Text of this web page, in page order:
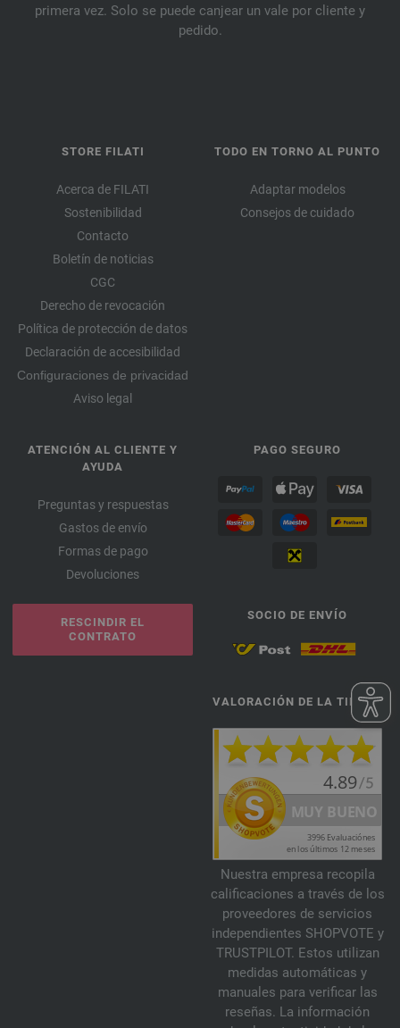
primera vez. Solo se puede canjear un vale por cliente y
pedido.
STORE FILATI
Acerca de FILATI
Sostenibilidad
Contacto
Boletín de noticias
CGC
Derecho de revocación
Política de protección de datos
Declaración de accesibilidad
Configuraciones de privacidad
Aviso legal
TODO EN TORNO AL PUNTO
Adaptar modelos
Consejos de cuidado
ATENCIÓN AL CLIENTE Y
AYUDA
Preguntas y respuestas
Gastos de envío
Formas de pago
Devoluciones
RESCINDIR EL
CONTRATO
PAGO SEGURO
SOCIO DE ENVÍO
VALORACIÓN DE LA TIENDA
Nuestra empresa recopila
calificaciones a través de los
proveedores de servicios
independientes SHOPVOTE y
TRUSTPILOT. Estos utilizan
medidas automáticas y
manuales para verificar las
reseñas. La información